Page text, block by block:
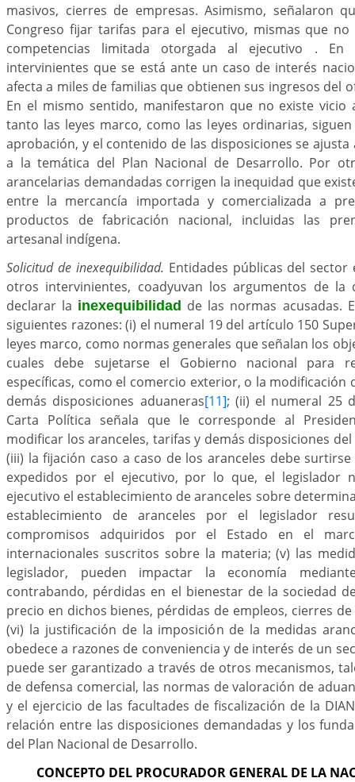
masivos, cierres de empresas. Asimismo, señalaron
Congreso fijar tarifas para el ejecutivo, mismas que
competencias limitada otorgada al ejecutivo . En
intervinientes que se está ante un caso de interés
afecta a miles de familias que obtienen sus ingresos del
En el mismo sentido, manifestaron que no existe vicio
tanto las leyes marco, como las leyes ordinarias,
aprobación, y el contenido de las disposiciones se ajusta
a la temática del Plan Nacional de Desarrollo. Por
arancelarias demandadas corrigen la inequidad que
entre la mercancía importada y comercializada a
productos de fabricación nacional, incluidas las
artesanal indígena.
Solicitud de inexequibilidad. Entidades públicas del sector
otros intervinientes, coadyuvan los argumentos de la
declarar la inexequibilidad de las normas acusadas.
siguientes razones: (i) el numeral 19 del artículo 150
leyes marco, como normas generales que señalan los
cuales debe sujetarse el Gobierno nacional para
específicas, como el comercio exterior, o la modificación
demás disposiciones aduaneras[11]; (ii) el numeral 25
Carta Política señala que le corresponde al
modificar los aranceles, tarifas y demás disposiciones
(iii) la fijación caso a caso de los aranceles debe
expedidos por el ejecutivo, por lo que, el legislador
ejecutivo el establecimiento de aranceles sobre
establecimiento de aranceles por el legislador
compromisos adquiridos por el Estado en el
internacionales suscritos sobre la materia; (v) las
legislador, pueden impactar la economía
contrabando, pérdidas en el bienestar de la sociedad
precio en dichos bienes, pérdidas de empleos, cierres
(vi) la justificación de la imposición de la medidas
obedece a razones de conveniencia y de interés de un
puede ser garantizado a través de otros mecanismos,
de defensa comercial, las normas de valoración de
y el ejercicio de las facultades de fiscalización de la
relación entre las disposiciones demandadas y los
del Plan Nacional de Desarrollo.
CONCEPTO DEL PROCURADOR GENERAL DE LA